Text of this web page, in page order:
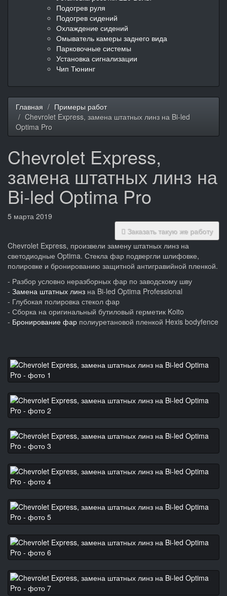
Подогрев руля
Подогрев сидений
Охлаждение сидений
Омыватель камеры заднего вида
Парковочные системы
Установка сигнализации
Чип Тюнинг
Главная
Примеры работ
Chevrolet Express, замена штатных линз на Bi-led
Optima Pro
Chevrolet Express,
замена штатных линз на
Bi-led Optima Pro
5 марта 2019
Заказать такую же работу
Chevrolet Express, произвели замену штатных линз на
светодиодные Optima. Стекла фар подвергли шлифовке,
полировке и бронированию защитной антигравийной пленкой.
- Разбор условно неразборных фар по заводскому шву
- Замена штатных линз на Bi-led Optima Professional
- Глубокая полировка стекол фар
- Сборка на оригинальный бутиловый герметик Koito
- Бронирование фар полиуретановой пленкой Hexis bodyfence